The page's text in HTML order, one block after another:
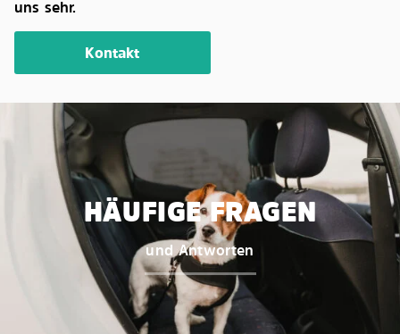
uns sehr.
Kontakt
HÄUFIGE FRAGEN
und Antworten